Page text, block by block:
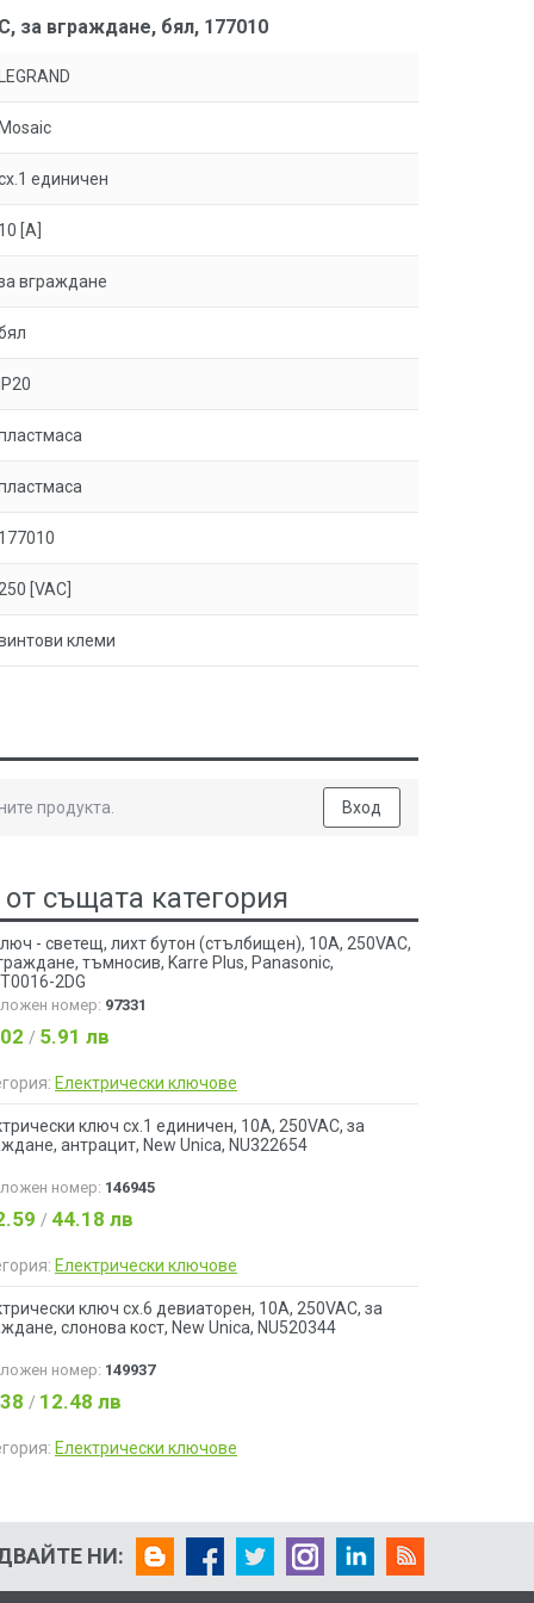
за вграждане, бял, 177010
единичен
[A]
вграждане
[VAC]
клеми
продукта. Вход
същата категория
- светещ, лихт бутон (стълбищен), 10A, 250VAC,
тъмносив, Karre Plus, Panasonic,
2DG
номер: 97331
/ 5.91 лв
Електрически ключове
ключ сх.1 единичен, 10A, 250VAC, за
антрацит, New Unica, NU322654
номер: 146945
/ 44.18 лв
Електрически ключове
ключ сх.6 девиаторен, 10A, 250VAC, за
слонова кост, New Unica, NU520344
номер: 149937
/ 12.48 лв
Електрически ключове
НИ: